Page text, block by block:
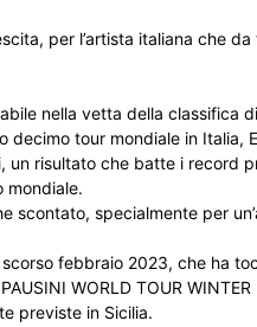
per l’artista italiana che
nella vetta della classifica
tour mondiale in Italia,
un risultato che batte i record
mondiale.
scontato, specialmente per
febbraio 2023, che ha
WORLD TOUR
previste in Sicilia.